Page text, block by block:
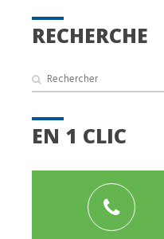
RECHERCHE
EN 1 CLIC